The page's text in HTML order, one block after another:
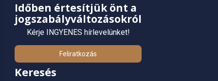
Időben értesítjük önt a
jogszabályváltozásokról
Kérje INGYENES hírlevelünket!
Feliratkozás
Keresés